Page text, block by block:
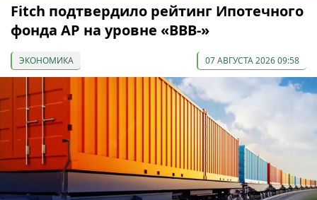
Fitch подтвердило рейтинг Ипотечного
фонда АР на уровне «BBB-»
ЭКОНОМИКА 07 АВГУСТА 2026 09:58